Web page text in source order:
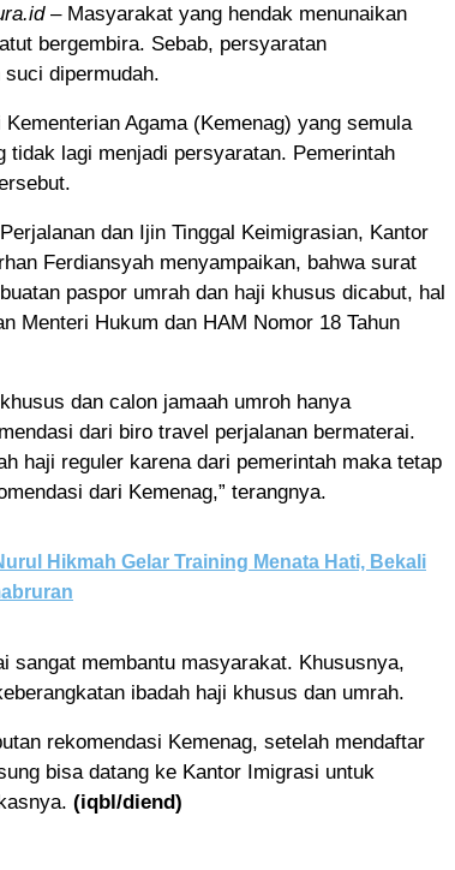
– Masyarakat yang hendak menunaikan
bergembira. Sebab, persyaratan
dipermudah.
Agama (Kemenag) yang semula
tidak lagi menjadi persyaratan. Pemerintah
dan Ijin Tinggal Keimigrasian, Kantor
Ferdiansyah menyampaikan, bahwa surat
paspor umrah dan haji khusus dicabut, hal
Menteri Hukum dan HAM Nomor 18 Tahun
dan calon jamaah umroh hanya
dari biro travel perjalanan bermaterai.
haji reguler karena dari pemerintah maka tetap
dari Kemenag,” terangnya.
Hikmah Gelar Training Menata Hati, Bekali
sangat membantu masyarakat. Khususnya,
ibadah haji khusus dan umrah.
rekomendasi Kemenag, setelah mendaftar
bisa datang ke Kantor Imigrasi untuk
(iqbl/diend)